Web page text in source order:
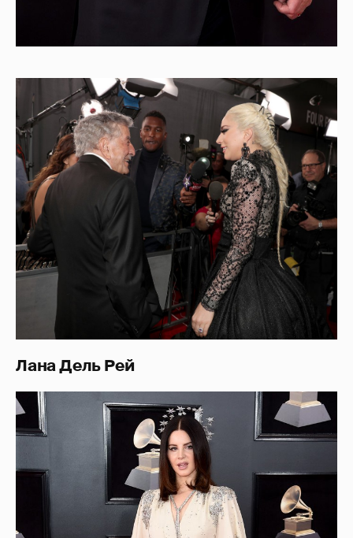
Лана Дель Рей